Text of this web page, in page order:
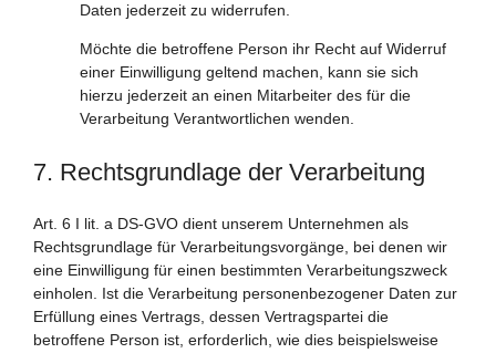
Daten jederzeit zu widerrufen.
Möchte die betroffene Person ihr Recht auf Widerruf
einer Einwilligung geltend machen, kann sie sich
hierzu jederzeit an einen Mitarbeiter des für die
Verarbeitung Verantwortlichen wenden.
7. Rechtsgrundlage der Verarbeitung
Art. 6 I lit. a DS-GVO dient unserem Unternehmen als
Rechtsgrundlage für Verarbeitungsvorgänge, bei denen wir
eine Einwilligung für einen bestimmten Verarbeitungszweck
einholen. Ist die Verarbeitung personenbezogener Daten zur
Erfüllung eines Vertrags, dessen Vertragspartei die
betroffene Person ist, erforderlich, wie dies beispielsweise